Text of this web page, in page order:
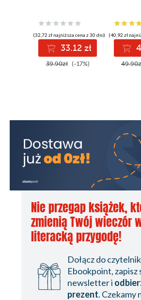
(32,72 zł najniższa cena z 30 dni)
33.12 zł
39.90zł (-17%)
(40,92 zł
Nie przegap książek,
zmienią Twój wieczór
literacką przygodę!
Dołącz do
Ebookpoint, zapisz
newsletter i
prezent. Czekamy